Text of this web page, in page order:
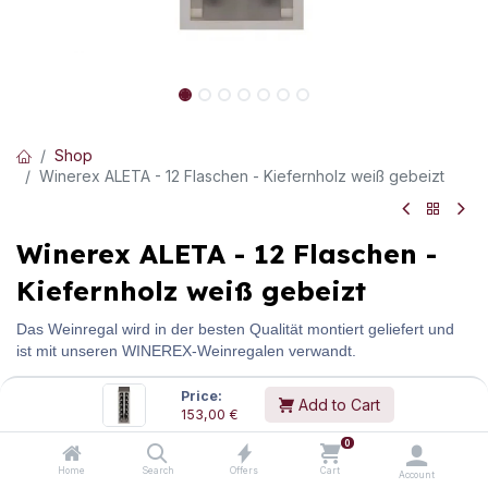
Price:
153,00 € Add to Cart
Home Search Offers
0
Cart Account
Shop
Winerex ALETA - 12 Flaschen - Kiefernholz weiß gebeizt
Winerex ALETA - 12 Flaschen -
Kiefernholz weiß gebeizt
Das Weinregal wird in der besten Qualität montiert geliefert und
ist mit unseren WINEREX-Weinregalen verwandt.
Größe: 65 cm x 24 cm x 32 cm (Höhe x Breite x Tiefe). Dieses
Winerex-Modul kann in der Höhe an Ihren Raum angepasst
werden.
Flaschentyp - Bordeaux, Bourgogne.